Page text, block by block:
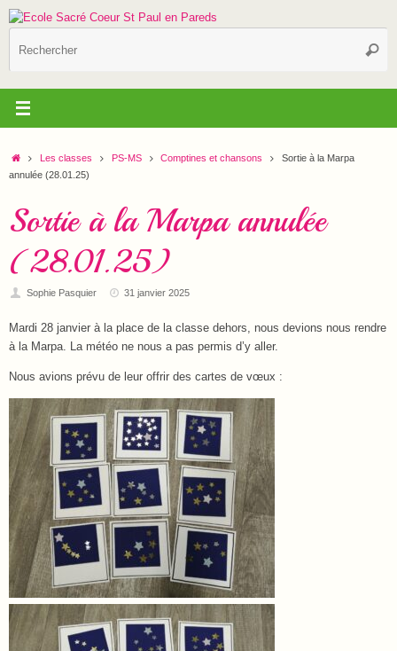
Passer
au
contenu
AccueilLes classes PS-MS Comptines et chansons
Sortie à la Marpa
annulée (28.01.25)
Sortie à la Marpa annulée
(28.01.25)
Sophie Pasquier 31 janvier 2025
Mardi 28 janvier à la place de la classe dehors, nous devions nous rendre
à la Marpa. La météo ne nous a pas permis d’y aller.
Nous avions prévu de leur offrir des cartes de vœux :